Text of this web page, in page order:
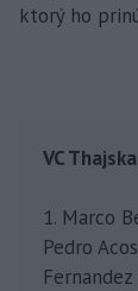
ktorý ho
VC
1. Marco
Pedro